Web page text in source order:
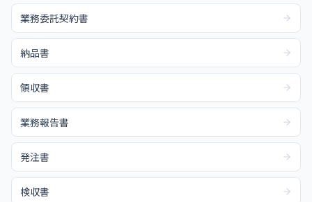
業務委託契約書
納品書
領収書
業務報告書
発注書
検収書